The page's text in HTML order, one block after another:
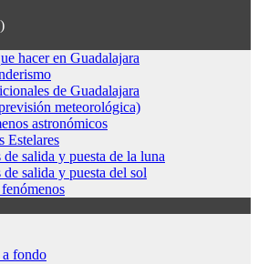
hacer en Guadalajara
de Guadalajara
meteorológica)
astronómicos
Estelares
de salida y puesta de la luna
de salida y puesta del sol
a fondo